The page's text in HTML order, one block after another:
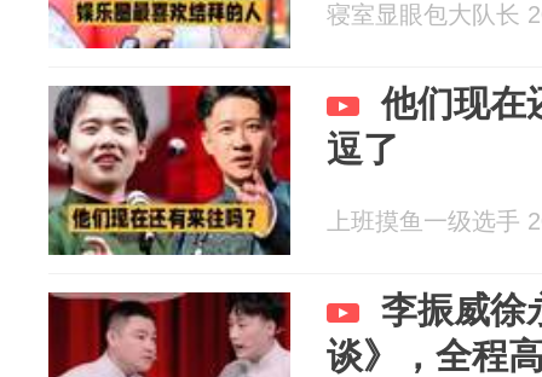
寝室显眼包大队长
他们现在
逗了
上班摸鱼一级选手
李振威徐
谈》，全程